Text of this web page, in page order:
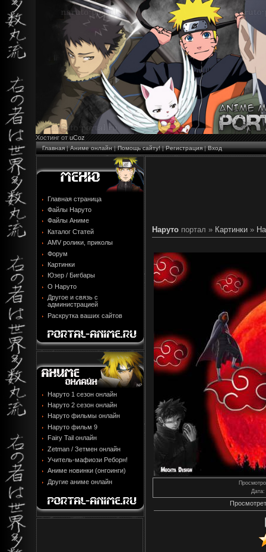
Хостинг от uCoz
Главная|Аниме онлайн|Помощь сайту!|Регистрация|Вход
Главная страница
Файлы Наруто
Файлы Аниме
Каталог Статей
AMV ролики, приколы
Форум
Картинки
Юзер / Бигбары
О Наруто
Другое и связь с
администрацией
Раскрутка ваших сайтов
Наруто 1 сезон онлайн
Наруто 2 сезон онлайн
Наруто фильмы онлайн
Наруто фильм 9
Fairy Tail онлайн
Zetman / Зетмен онлайн
Учитель-мафиози Реборн!
Аниме новинки (онгоинги)
Другие аниме онлайн
Наруто портал » Картинки »
Дата: